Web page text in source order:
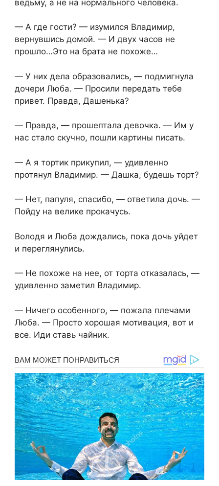
ведьму, а не на нормального человека.
— А где гости? — изумился Владимир,
вернувшись домой. — И двух часов не
прошло…Это на брата не похоже…
— У них дела образовались, — подмигнула
дочери Люба. — Просили передать тебе
привет. Правда, Дашенька?
— Правда, — прошептала девочка. — Им у
нас стало скучно, пошли картины писать.
— А я тортик прикупил, — удивленно
протянул Владимир. — Дашка, будешь торт?
— Нет, папуля, спасибо, — ответила дочь. —
Пойду на велике прокачусь.
Володя и Люба дождались, пока дочь уйдет
и переглянулись.
— Не похоже на нее, от торта отказалась, —
удивленно заметил Владимир.
— Ничего особенного, — пожала плечами
Люба. — Просто хорошая мотивация, вот и
все. Иди ставь чайник.